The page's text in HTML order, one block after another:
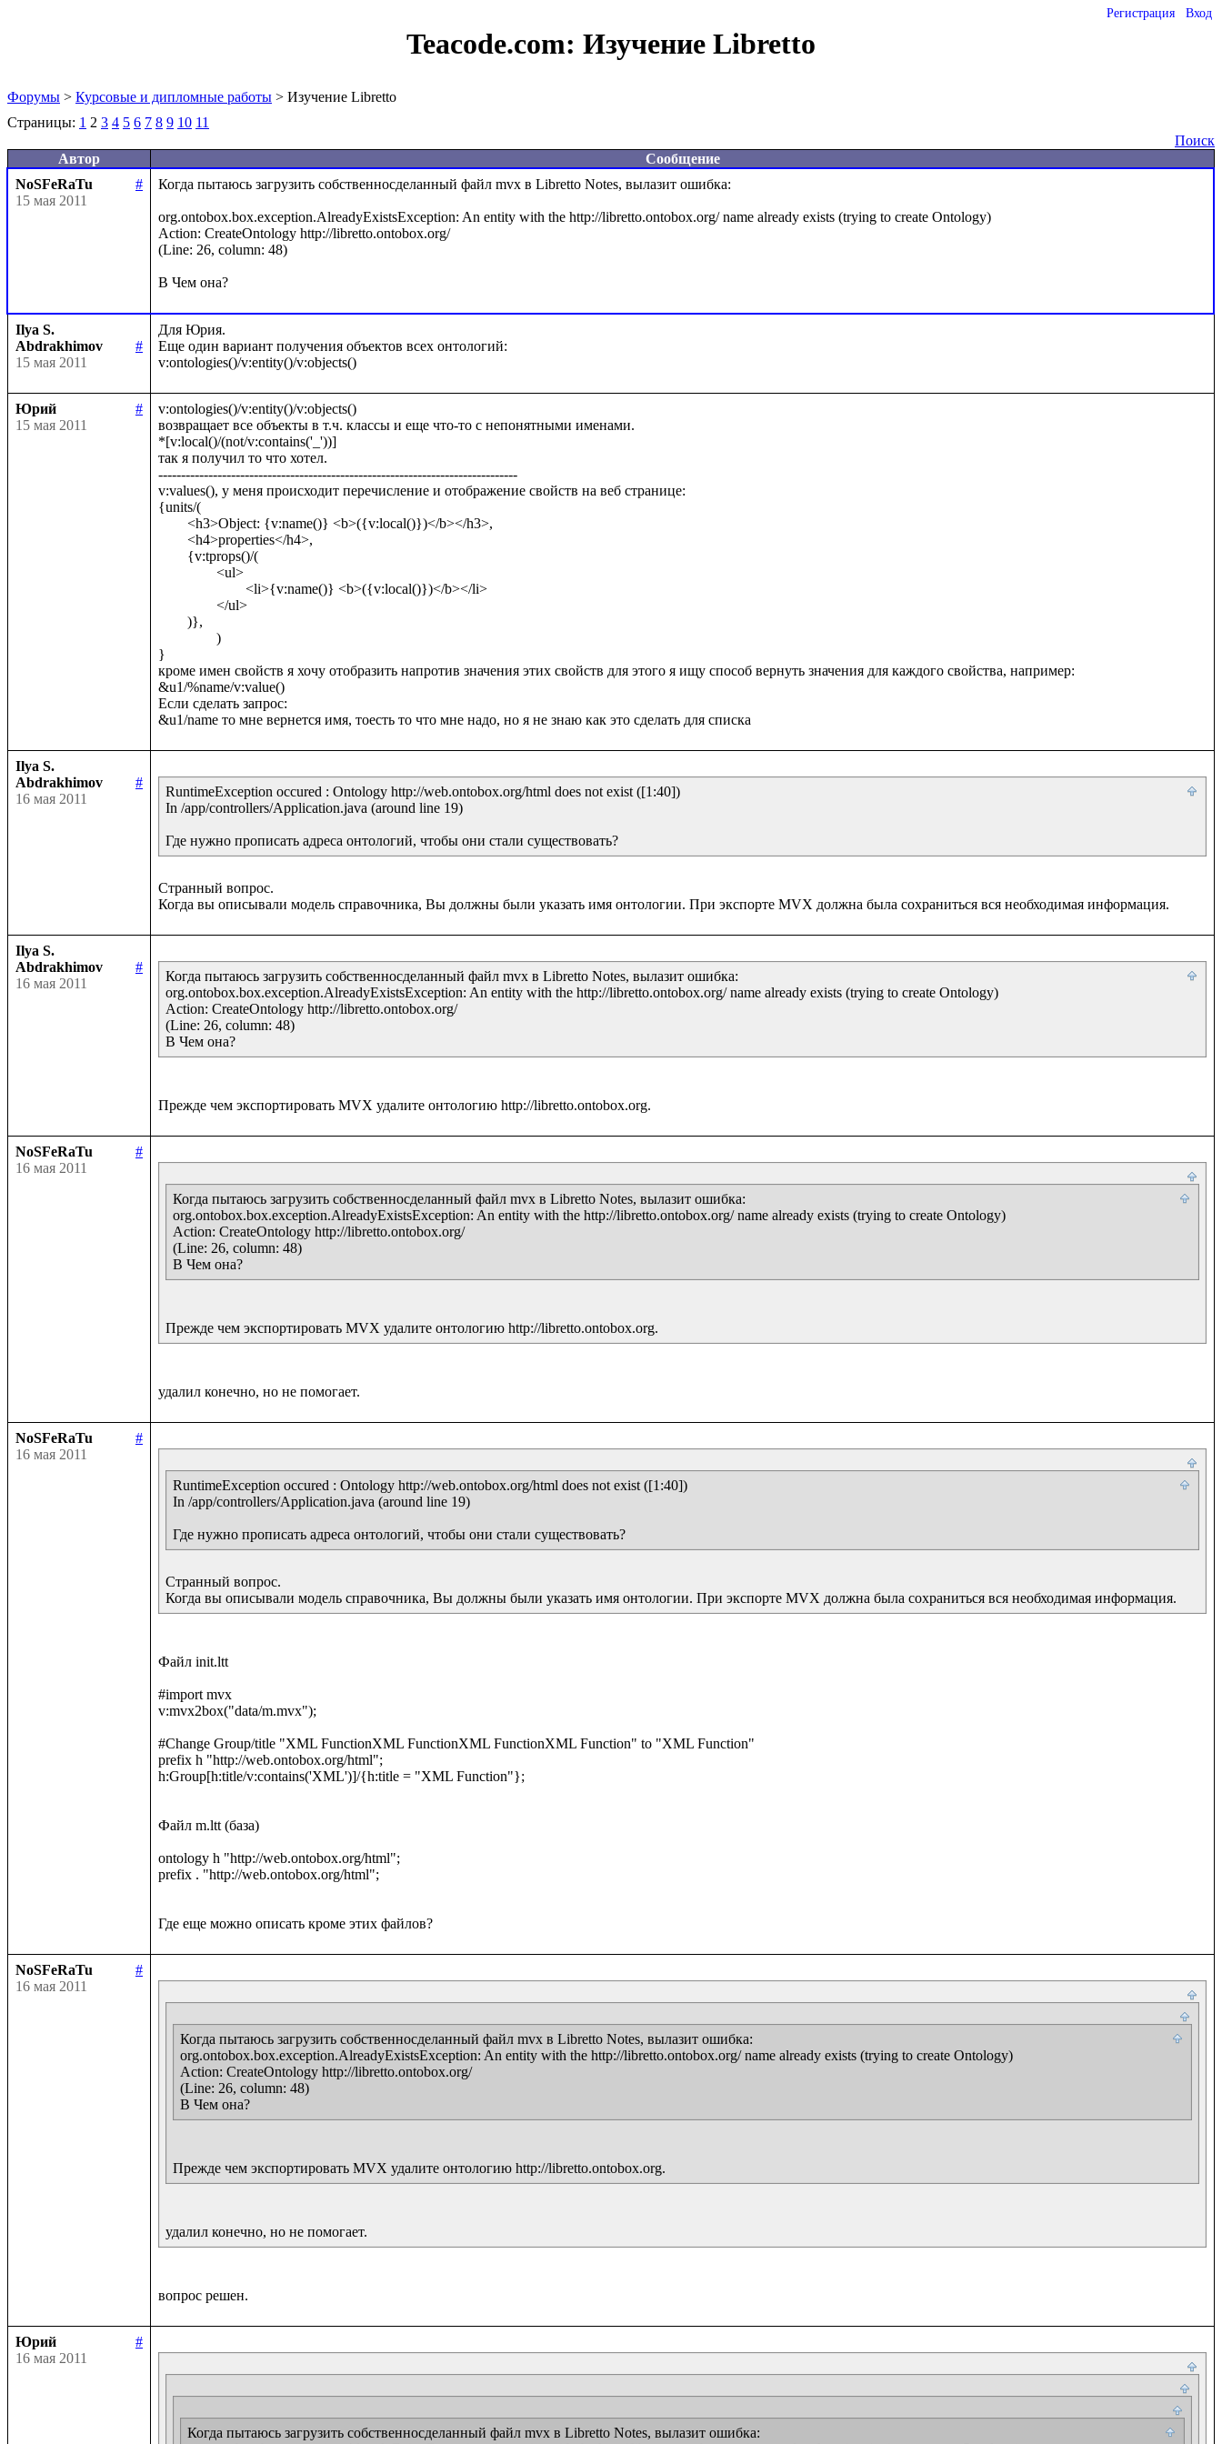
Регистрация Вход
Teacode.com: Изучение Libretto
Форумы > Курсовые и дипломные работы > Изучение Libretto
Страницы: 1 2 3 4 5 6 7 8 9 10 11
Поиск
Автор
Сообщение
NoSFeRaTu
#
15 мая 2011
Когда пытаюсь загрузить собственносделанный файл mvx в Libretto Notes, вылазит ошибка:
org.ontobox.box.exception.AlreadyExistsException: An entity with the http://libretto.ontobox.org/ name already exists (trying to create Ontology)
Action: CreateOntology http://libretto.ontobox.org/
(Line: 26, column: 48)
Ilya S.
Abdrakhimov
#
15 мая 2011
Для Юрия.
Еще один вариант получения объектов всех онтологий:
Юрий
#
15 мая 2011
v:ontologies()/v:entity()/v:objects()
возвращает все объекты в т.ч. классы и еще что-то с непонятными именами.
*[v:local()/(not/v:contains('_'))]
так я получил то что хотел.
-------------------------------------------------------------------------------
v:values(), у меня происходит перечисление и отображение свойств на веб странице:
{units/(
}
кроме имен свойств я хочу отобразить напротив значения этих свойств для этого я ищу способ вернуть значения для каждого свойства, например:
&u1/%name/v:value()
Если сделать запрос:
Ilya S.
Abdrakhimov
#
16 мая 2011
RuntimeException occured : Ontology http://web.ontobox.org/html does not exist ([1:40])
In /app/controllers/Application.java (around line 19)
Где нужно прописать адреса онтологий, чтобы они стали существовать?
Странный вопрос.
Ilya S.
Abdrakhimov
#
16 мая 2011
Когда пытаюсь загрузить собственносделанный файл mvx в Libretto Notes, вылазит ошибка:
org.ontobox.box.exception.AlreadyExistsException: An entity with the http://libretto.ontobox.org/ name already exists (trying to create Ontology)
Action: CreateOntology http://libretto.ontobox.org/
(Line: 26, column: 48)
В Чем она?
NoSFeRaTu
#
16 мая 2011
Когда пытаюсь загрузить собственносделанный файл mvx в Libretto Notes, вылазит ошибка:
org.ontobox.box.exception.AlreadyExistsException: An entity with the http://libretto.ontobox.org/ name already exists (trying to create Ontology)
Action: CreateOntology http://libretto.ontobox.org/
(Line: 26, column: 48)
В Чем она?
Прежде чем экспортировать MVX удалите онтологию http://libretto.ontobox.org.
NoSFeRaTu
#
16 мая 2011
RuntimeException occured : Ontology http://web.ontobox.org/html does not exist ([1:40])
In /app/controllers/Application.java (around line 19)
Где нужно прописать адреса онтологий, чтобы они стали существовать?
Странный вопрос.
Когда вы описывали модель справочника, Вы должны были указать имя онтологии. При экспорте MVX должна была сохраниться вся необходимая информация.
Файл init.ltt
#import mvx
v:mvx2box("data/m.mvx");
#Change Group/title "XML FunctionXML FunctionXML FunctionXML Function" to "XML Function"
prefix h "http://web.ontobox.org/html";
h:Group[h:title/v:contains('XML')]/{h:title = "XML Function"};
Файл m.ltt (база)
ontology h "http://web.ontobox.org/html";
prefix . "http://web.ontobox.org/html";
NoSFeRaTu
#
16 мая 2011
Когда пытаюсь загрузить собственносделанный файл mvx в Libretto Notes, вылазит ошибка:
org.ontobox.box.exception.AlreadyExistsException: An entity with the http://libretto.ontobox.org/ name already exists (trying to create Ontology)
Action: CreateOntology http://libretto.ontobox.org/
(Line: 26, column: 48)
В Чем она?
Прежде чем экспортировать MVX удалите онтологию http://libretto.ontobox.org.
удалил конечно, но не помогает.
Юрий
#
16 мая 2011
Когда пытаюсь загрузить собственносделанный файл mvx в Libretto Notes, вылазит ошибка: